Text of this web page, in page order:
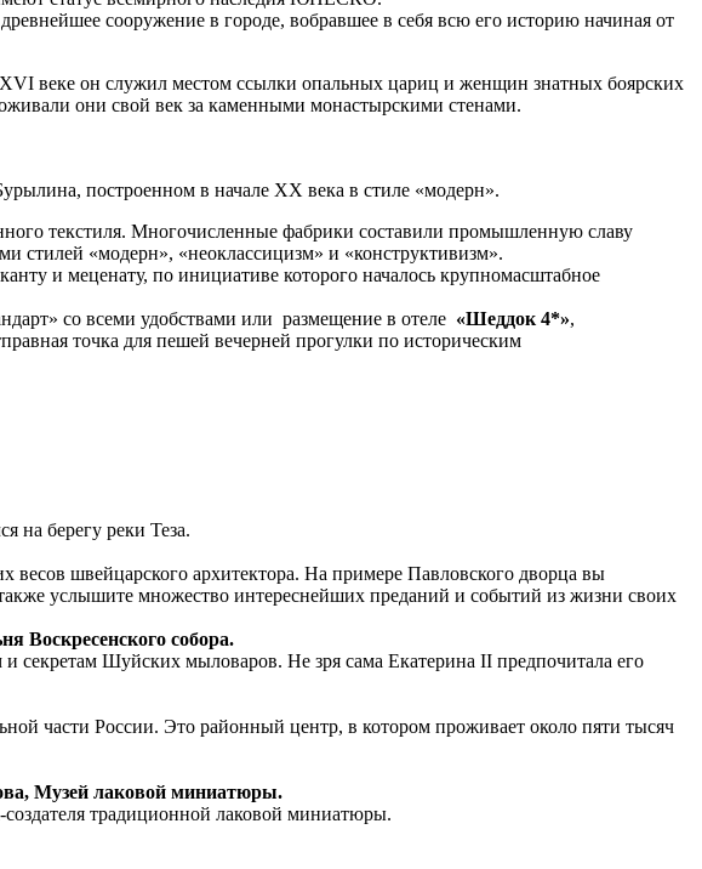
сооружение в городе, вобравшее в себя всю его историю начиная от
веке он служил местом ссылки опальных цариц и женщин знатных боярских
они свой век за каменными монастырскими стенами.
построенном в начале XX века в стиле «модерн».
текстиля. Многочисленные фабрики составили промышленную славу
стилей «модерн», «неоклассицизм» и «конструктивизм».
и меценату, по инициативе которого началось крупномасштабное
со всеми удобствами или размещение в отеле «Шеддок 4*»,
точка для пешей вечерней прогулки по историческим
на берегу реки Теза.
швейцарского архитектора. На примере Павловского дворца вы
услышите множество интереснейших преданий и событий из жизни своих
Воскресенского собора.
секретам Шуйских мыловаров. Не зря сама Екатерина II предпочитала его
части России. Это районный центр, в котором проживает около пяти тысяч
Музей лаковой миниатюры.
традиционной лаковой миниатюры.